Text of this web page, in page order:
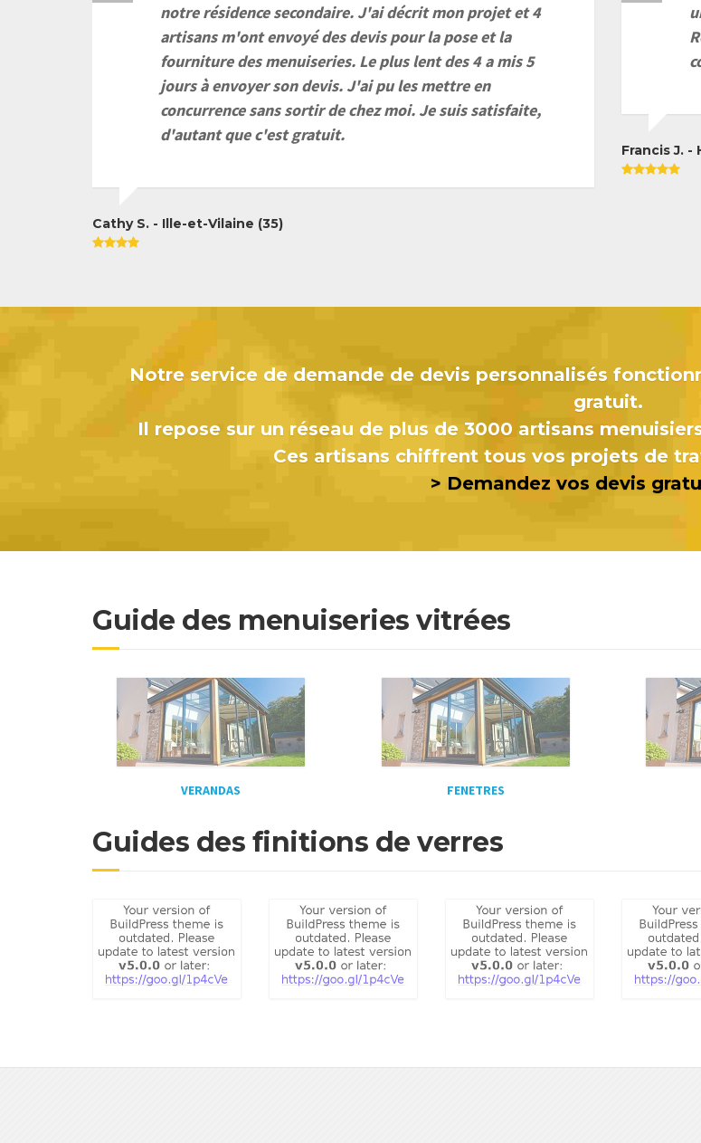
notre résidence secondaire. J'ai décrit mon projet et 4
artisans m'ont envoyé des devis pour la pose et la
fourniture des menuiseries. Le plus lent des 4 a mis 5
jours à envoyer son devis. J'ai pu les mettre en
concurrence sans sortir de chez moi. Je suis satisfaite,
d'autant que c'est gratuit.
Cathy S. - Ille-et-Vilaine (35)
Francis J. -
Notre service de demande de devis personnalisés
gratuit.
Il repose sur un réseau de plus de 3000 artisans
Ces artisans chiffrent tous vos projets de
> Demandez vos devis
Guide des menuiseries vitrées
VERANDAS FENETRES
Guides des finitions de verres